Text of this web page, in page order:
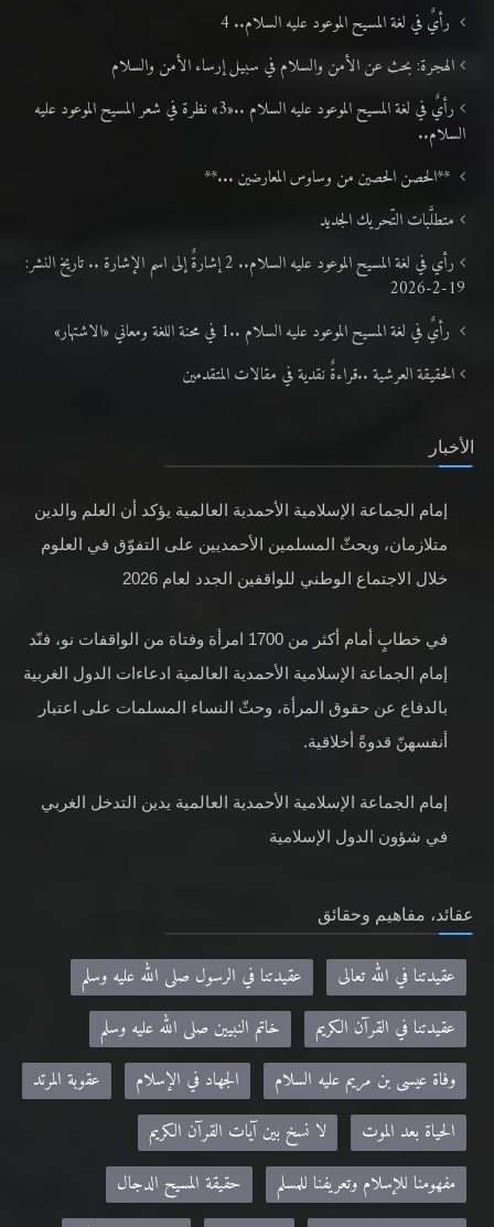
رأيٌ في لغة المسيح الموعود عليه السلام.. 4
الهجرة: بحث عن الأمن والسلام في سبيل إرساء الأمن والسلام
رأيٌ في لغة المسيح الموعود عليه السلام ..«3» نظرة في شعر المسيح الموعود عليه
السلام..
**الحصن الحصين من وساوس المعارضين ...**
متطلَّبات التّحريك الجديد
رأي في لغة المسيح الموعود عليه السلام.. 2 إشارةٌ إلى اسم الإشارة .. تاريخ النشر:
19-2-2026
رأيٌ في لغة المسيح الموعود عليه السلام ..1 في محنة اللغة ومعاني «الاشتهار»
الحقيقة العرشية ..قراءةٌ نقدية في مقالات المتقدمين
الأخبار
إمام الجماعة الإسلامية الأحمدية العالمية يؤكد أن العلم والدين
متلازمان، ويحثّ المسلمين الأحمديين على التفوّق في العلوم
خلال الاجتماع الوطني للواقفين الجدد لعام 2026
في خطابٍ أمام أكثر من 1700 امرأة وفتاة من الواقفات نو، فنّد
إمام الجماعة الإسلامية الأحمدية العالمية ادعاءات الدول الغربية
بالدفاع عن حقوق المرأة، وحثّ النساء المسلمات على اعتبار
أنفسهنّ قدوةً أخلاقية.
إمام الجماعة الإسلامية الأحمدية العالمية يدين التدخل الغربي
في شؤون الدول الإسلامية
عقائد، مفاهيم وحقائق
عقيدتنا في الله تعالى
عقيدتنا في الرسول صلى الله عليه وسلم
عقيدتنا في القرآن الكريم
خاتم النبيين صلى الله عليه وسلم
وفاة عيسى بن مريم عليه السلام
الجهاد في الإسلام
عقوبة المرتد
الحياة بعد الموت
لا نسخ بين آيات القرآن الكريم
مفهومنا للإسلام وتعريفنا للمسلم
حقيقة المسيح الدجال